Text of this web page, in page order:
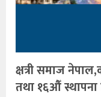
क्षत्री समाज
तथा १६औँ